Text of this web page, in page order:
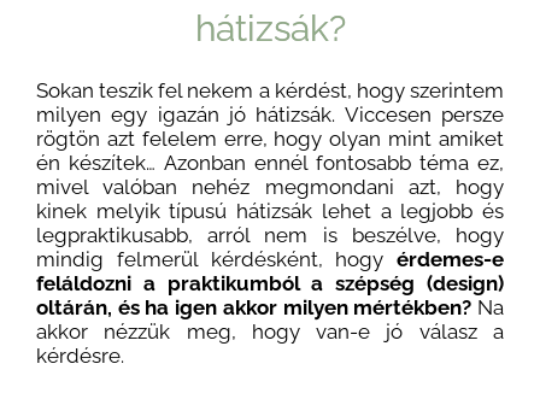
hátizsák?
Sokan teszik fel nekem a kérdést, hogy szerintem
milyen egy igazán jó hátizsák. Viccesen persze
rögtön azt felelem erre, hogy olyan mint amiket
én készítek… Azonban ennél fontosabb téma ez,
mivel valóban nehéz megmondani azt, hogy
kinek melyik típusú hátizsák lehet a legjobb és
legpraktikusabb, arról nem is beszélve, hogy
mindig felmerül kérdésként, hogy érdemes-e
feláldozni a praktikumból a szépség (design)
oltárán, és ha igen akkor milyen mértékben? Na
akkor nézzük meg, hogy van-e jó válasz a
kérdésre.